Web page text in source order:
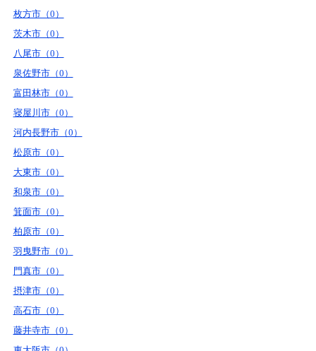
枚方市（0）
茨木市（0）
八尾市（0）
泉佐野市（0）
富田林市（0）
寝屋川市（0）
河内長野市（0）
松原市（0）
大東市（0）
和泉市（0）
箕面市（0）
柏原市（0）
羽曳野市（0）
門真市（0）
摂津市（0）
高石市（0）
藤井寺市（0）